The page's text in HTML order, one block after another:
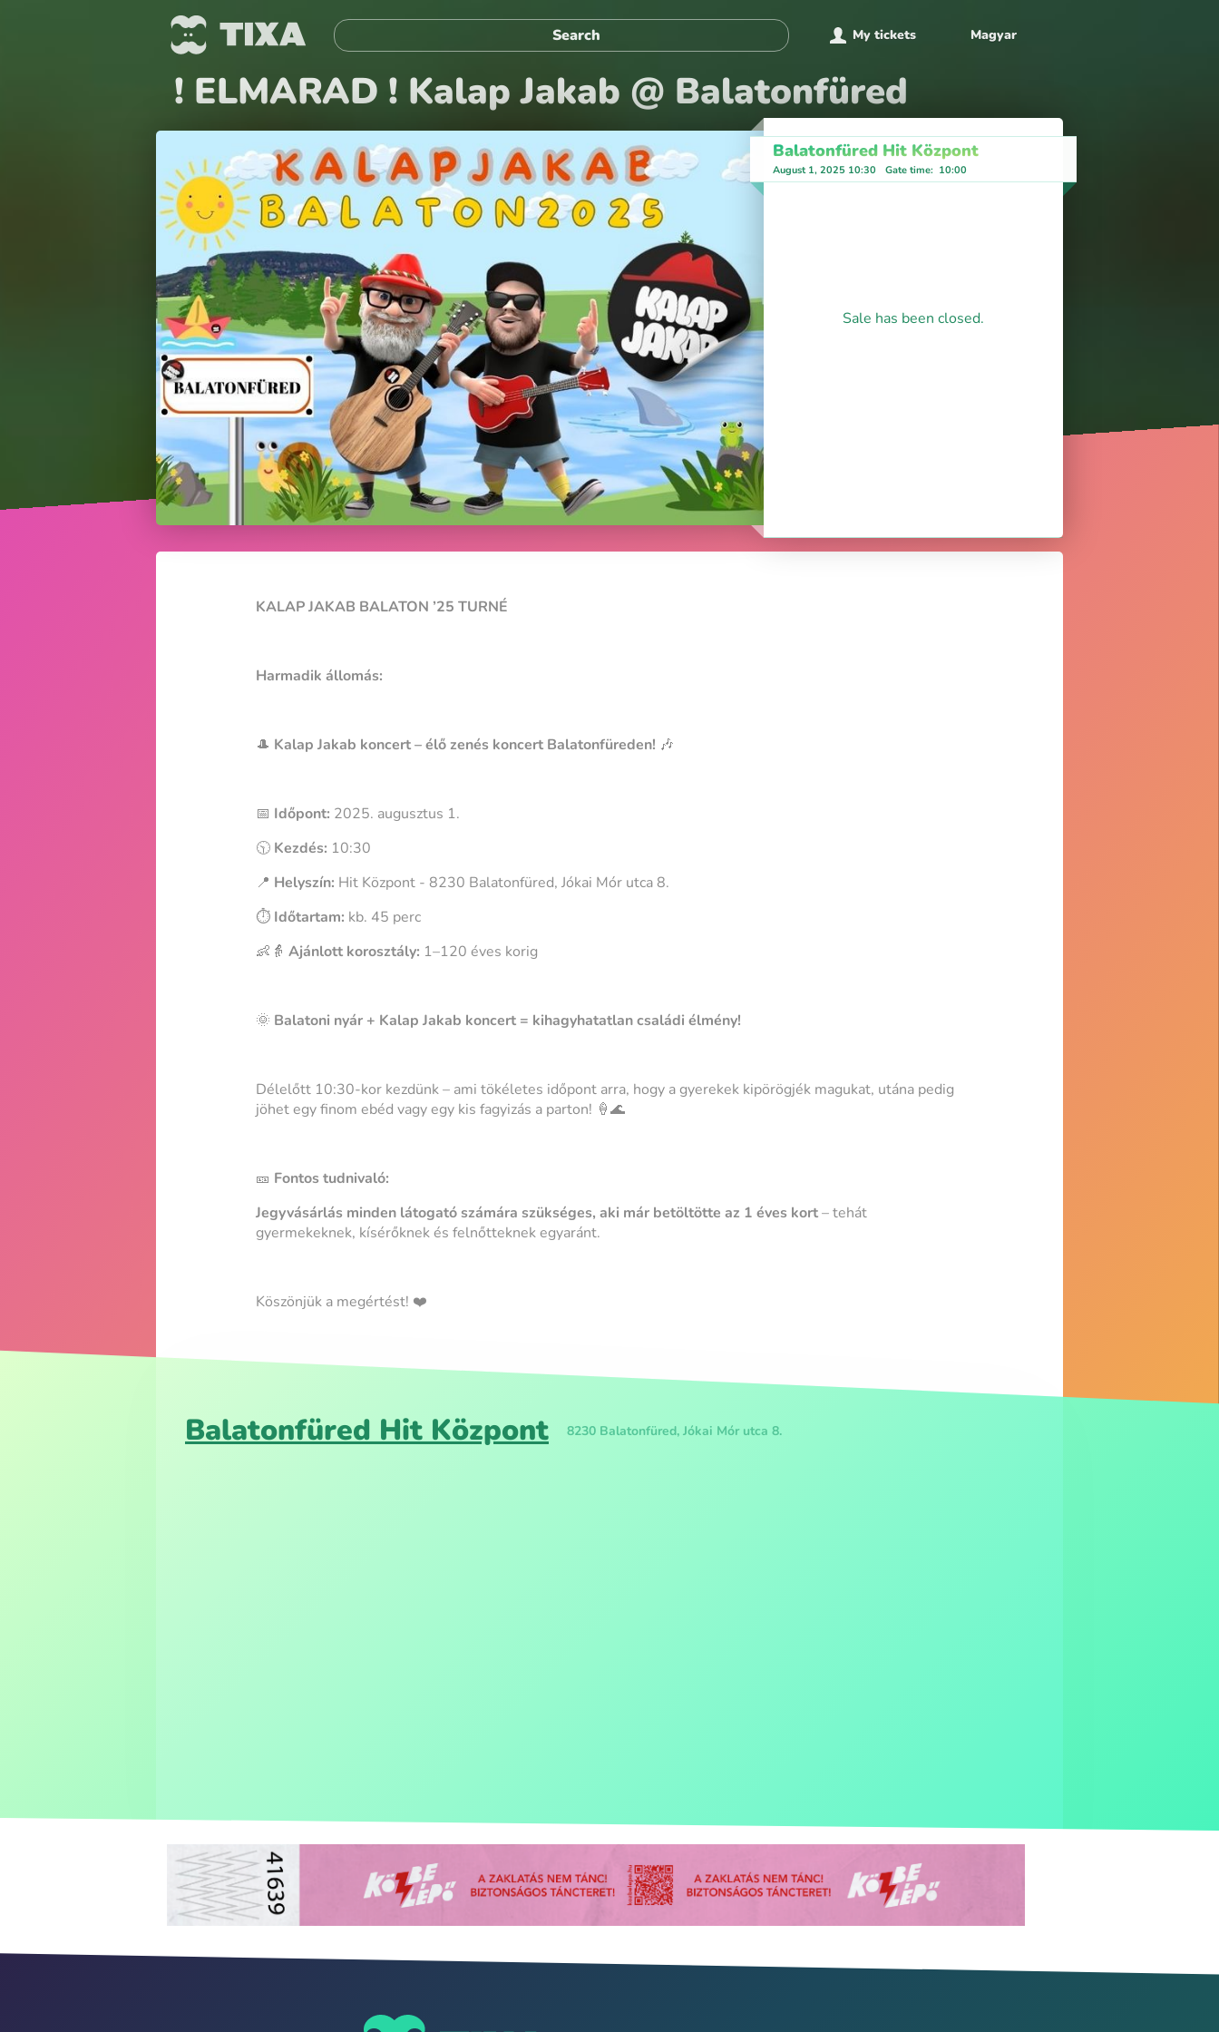
My tickets Magyar
! ELMARAD ! Kalap Jakab @ Balatonfüred
Balatonfüred Hit Központ
August 1, 2025 10:30 Gate time: 10:00
Sale has been closed.
KALAP JAKAB BALATON ’25 TURNÉ
Harmadik állomás:
🎩 Kalap Jakab koncert – élő zenés koncert Balatonfüreden! 🎶
📅 Időpont: 2025. augusztus 1.
🕥 Kezdés: 10:30
📍 Helyszín: Hit Központ - 8230 Balatonfüred, Jókai Mór utca 8.
⏱️ Időtartam: kb. 45 perc
👶👵 Ajánlott korosztály: 1–120 éves korig
🌞 Balatoni nyár + Kalap Jakab koncert = kihagyhatatlan családi élmény!
Délelőtt 10:30-kor kezdünk – ami tökéletes időpont arra, hogy a gyerekek kipörögjék magukat, utána pedig
jöhet egy finom ebéd vagy egy kis fagyizás a parton! 🍦🌊
🎫 Fontos tudnivaló:
Jegyvásárlás minden látogató számára szükséges, aki már betöltötte az 1 éves kort– tehát
gyermekeknek, kísérőknek és felnőtteknek egyaránt.
Köszönjük a megértést! ❤️
Balatonfüred Hit Központ 8230 Balatonfüred, Jókai Mór utca 8.